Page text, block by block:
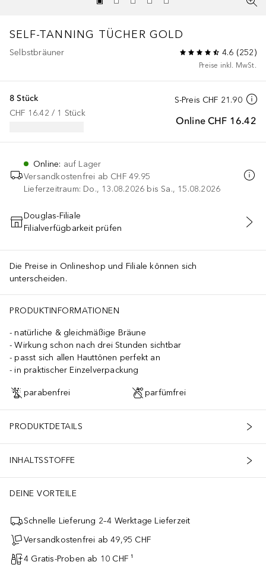
SELF-TANNING TÜCHER GOLD
Selbstbräuner 4.6 (252)
Preise inkl. MwSt.
S-Preis CHF 21.90
Online CHF 16.42
8 Stück
CHF 16.42 / 1 Stück
Online: auf Lager
Versandkostenfrei ab CHF 49.95
Lieferzeitraum: Do., 13.08.2026 bis Sa., 15.08.2026
IN DEN WARENKORB
Douglas-Filiale
Filialverfügbarkeit prüfen
Die Preise in Onlineshop und Filiale können sich
unterscheiden.
PRODUKTINFORMATIONEN
natürliche & gleichmäßige Bräune
Wirkung schon nach drei Stunden sichtbar
passt sich allen Hauttönen perfekt an
in praktischer Einzelverpackung
parabenfrei parfümfrei
PRODUKTDETAILS
INHALTSSTOFFE
DEINE VORTEILE
Schnelle Lieferung 2–4 Werktage Lieferzeit
Versandkostenfrei ab 49,95 CHF
4 Gratis-Proben ab 10 CHF ¹